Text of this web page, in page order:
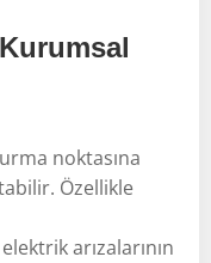
noktasına
Özellikle
arızalarının